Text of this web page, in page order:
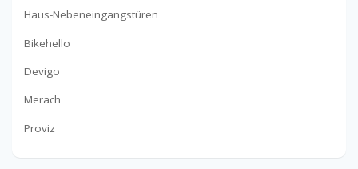
Haus-Nebeneingangstüren
Bikehello
Devigo
Merach
Proviz